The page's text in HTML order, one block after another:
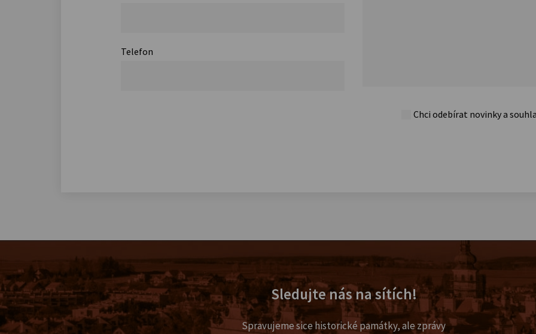
Telefon
Chci odebírat novinky a
Sledujte nás na sítích!
Spravujeme sice historické památky, ale zprávy